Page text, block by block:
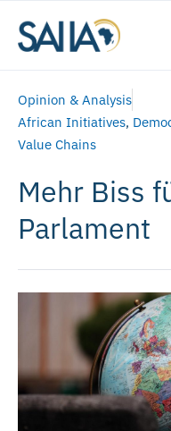
Opinion & Analysis
African Initiatives,
Value Chains
Mehr Biss
Parlament